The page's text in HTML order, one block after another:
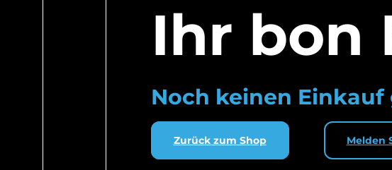
Ihr bon
Noch keinen
Zurück zum Shop Melden